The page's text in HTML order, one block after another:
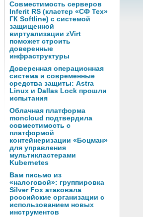
Совместимость серверов
Inferit RS (кластер «СФ Тех»
ГК Softline) с системой
защищенной
виртуализации zVirt
поможет строить
доверенные
инфраструктуры
Доверенная операционная
система и современные
средства защиты: Astra
Linux и Dallas Lock прошли
испытания
Облачная платформа
moncloud подтвердила
совместимость с
платформой
контейнеризации «Боцман»
для управления
мультикластерами
Kubernetes
Вам письмо из
«налоговой»: группировка
Silver Fox атаковала
российские организации с
использованием новых
инструментов